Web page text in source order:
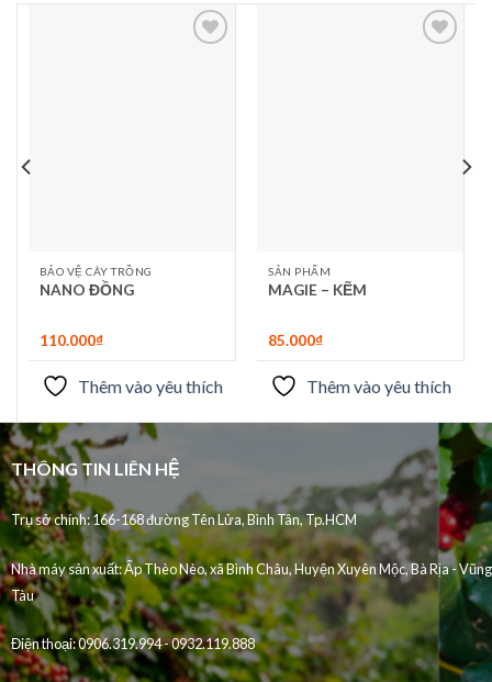
BẢO VỆ CÂY TRỒNG
NANO ĐỒNG
110.000₫
Thêm vào yêu thích
SẢN PHẨM
MAGIE – KẼM
85.000₫
Thêm vào yêu thích
THÔNG TIN LIÊN HỆ
Trụ sở chính: 166-168 đường Tên Lửa, Bình Tân, Tp.HCM
Nhà máy sản xuất:Ấp Thèo Nèo, xã Bình Châu, Huyện Xuyên Mộc, Bà Rịa - Vũng
Tàu
Điện thoại:0906.319.994 - 0932.119.888